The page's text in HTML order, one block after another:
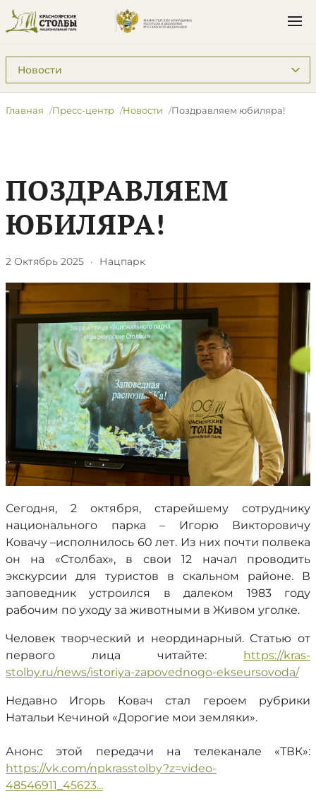
Подразделы: Пресс-центр
Главная Пресс-центр Новости Поздравляем юбиляра!
ПОЗДРАВЛЯЕМ
ЮБИЛЯРА!
2 Октябрь 2025 · Нацпарк
Сегодня, 2 октября, старейшему сотруднику
национального парка – Игорю Викторовичу
Ковачу –исполнилось 60 лет. Из них почти полвека
он на «Столбах», в свои 12 начал проводить
экскурсии для туристов в скальном районе. В
заповедник устроился в далеком 1983 году
рабочим по уходу за животными в Живом уголке.
Человек творческий и неординарный. Статью от
первого лица читайте: https://kras-
stolby.ru/news/istoriya-zapovednogo-ekseursovoda/
Недавно Игорь Ковач стал героем рубрики
Натальи Кечиной «Дорогие мои земляки».
Анонс этой передачи на телеканале «ТВК»:
https://vk.com/npkrasstolby?z=video-
48546911_45623...